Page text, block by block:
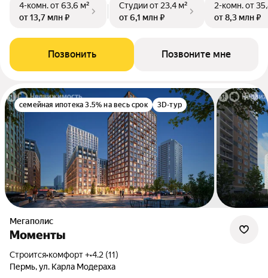
4-комн.от 63,6 м²
от 13,7 млн ₽
Студииот 23,4 м²
от 6,1 млн ₽
2-комн.от
от 8,3 млн ₽
Позвонить Позвоните мне
семейная ипотека 3.5% на весь срок 3D-тур
Мегаполис
Моменты
Строится•комфорт +•4.2 (11)
Пермь, ул. Карла Модераха